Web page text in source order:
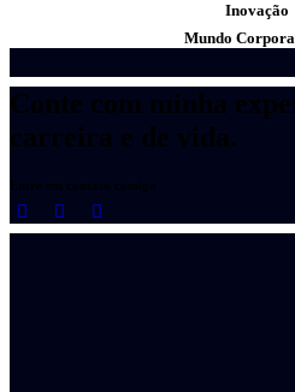
Inovação
Mundo
Conte com minha
carreira e de vida.
Entre em contato comigo